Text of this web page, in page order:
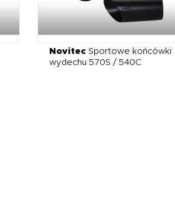
Novitec Sportowe końcówki
wydechu 570S / 540C